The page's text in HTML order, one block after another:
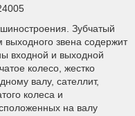
Зубчатый
звена содержит
входной и выходной
колесо, жестко
валу, сателлит,
колеса и
на валу